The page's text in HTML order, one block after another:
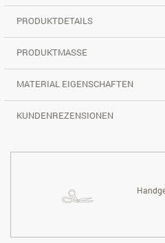
PRODUKTDETAILS
PRODUKTMASSE
MATERIAL EIGENSCHAFTEN
KUNDENREZENSIONEN